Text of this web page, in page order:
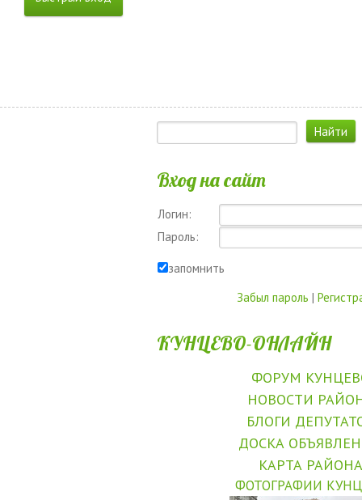
Вход на сайт
Логин:
Пароль:
запомнить
Забыл пароль |
КУНЦЕВО-ОНЛАЙН
ФОРУМ
НОВОСТИ
БЛОГИ
ДОСКА
КАРТА РАЙОНА
ФОТОГРАФИИ